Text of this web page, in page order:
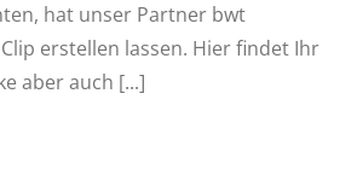
hat unser Partner bwt
erstellen lassen. Hier findet Ihr
aber auch [...]